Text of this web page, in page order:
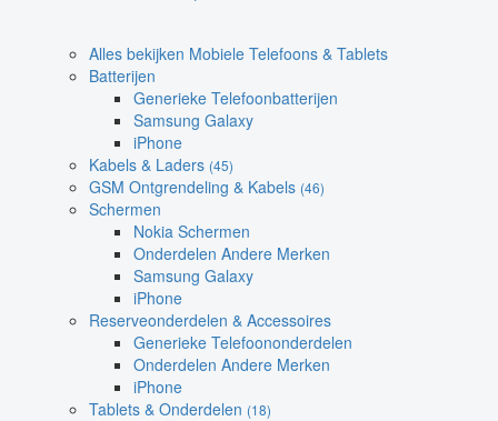
Alles bekijken Mobiele Telefoons & Tablets
Batterijen
Generieke Telefoonbatterijen
Samsung Galaxy
iPhone
Kabels & Laders (45)
GSM Ontgrendeling & Kabels (46)
Schermen
Nokia Schermen
Onderdelen Andere Merken
Samsung Galaxy
iPhone
Reserveonderdelen & Accessoires
Generieke Telefoononderdelen
Onderdelen Andere Merken
iPhone
Tablets & Onderdelen (18)